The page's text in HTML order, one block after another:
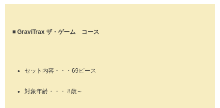
■ GraviTrax ザ・ゲーム コース
セット内容・・・69ピース
対象年齢・・・ 8歳～